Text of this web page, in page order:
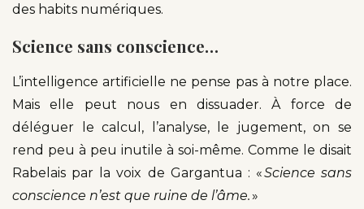
des habits numériques.
Science sans conscience…
L’intelligence artificielle ne pense pas à notre place.
Mais elle peut nous en dissuader. À force de
déléguer le calcul, l’analyse, le jugement, on se
rend peu à peu inutile à soi-même. Comme le disait
Rabelais par la voix de Gargantua : «Science sans
conscience n’est que ruine de l’âme.»